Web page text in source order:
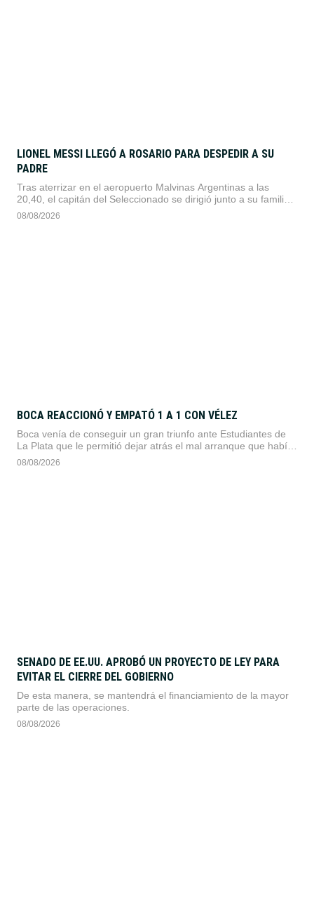
LIONEL MESSI LLEGÓ A ROSARIO PARA DESPEDIR A SU
PADRE
Tras aterrizar en el aeropuerto Malvinas Argentinas a las
20,40, el capitán del Seleccionado se dirigió junto a su familia
hasta el lugar donde están los restos de su padre.
08/08/2026
BOCA REACCIONÓ Y EMPATÓ 1 A 1 CON VÉLEZ
Boca venía de conseguir un gran triunfo ante Estudiantes de
La Plata que le permitió dejar atrás el mal arranque que había
tenido en este Torneo Clausura
08/08/2026
SENADO DE EE.UU. APROBÓ UN PROYECTO DE LEY PARA
EVITAR EL CIERRE DEL GOBIERNO
De esta manera, se mantendrá el financiamiento de la mayor
parte de las operaciones.
08/08/2026